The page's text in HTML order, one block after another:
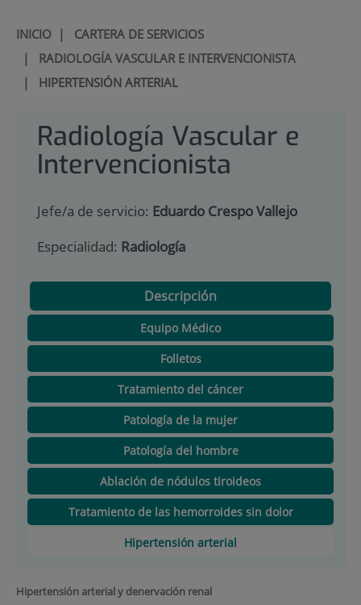
INICIO| CARTERA DE SERVICIOS
| RADIOLOGÍA VASCULAR E INTERVENCIONISTA
| HIPERTENSIÓN ARTERIAL
Radiología Vascular e
Intervencionista
Jefe/a de servicio: Eduardo Crespo Vallejo
Especialidad: Radiología
Descripción
Equipo Médico
Folletos
Tratamiento del cáncer
Patología de la mujer
Patología del hombre
Ablación de nódulos tiroideos
Tratamiento de las hemorroides sin dolor
Hipertensión arterial
Hipertensión arterial y denervación renal